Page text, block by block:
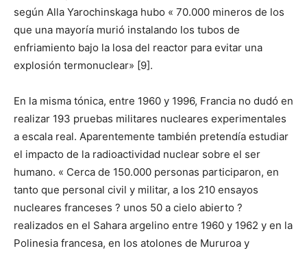
según Alla Yarochinskaga hubo « 70.000 mineros de los
que una mayoría murió instalando los tubos de
enfriamiento bajo la losa del reactor para evitar una
explosión termonuclear» [9].
En la misma tónica, entre 1960 y 1996, Francia no dudó en
realizar 193 pruebas militares nucleares experimentales
a escala real. Aparentemente también pretendía estudiar
el impacto de la radioactividad nuclear sobre el ser
humano. « Cerca de 150.000 personas participaron, en
tanto que personal civil y militar, a los 210 ensayos
nucleares franceses ? unos 50 a cielo abierto ?
realizados en el Sahara argelino entre 1960 y 1962 y en la
Polinesia francesa, en los atolones de Mururoa y